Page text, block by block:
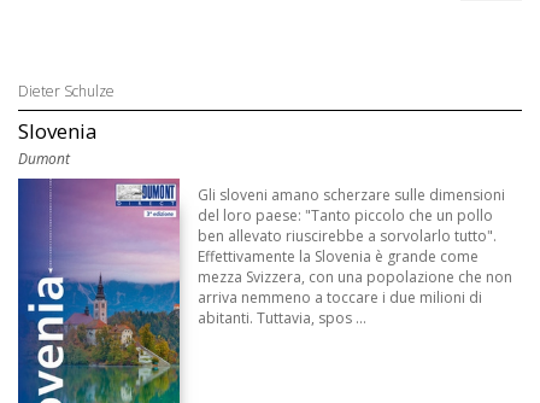
Dieter Schulze
Slovenia
Dumont
Gli sloveni amano scherzare sulle dimensioni
del loro paese: "Tanto piccolo che un pollo
ben allevato riuscirebbe a sorvolarlo tutto".
Effettivamente la Slovenia è grande come
mezza Svizzera, con una popolazione che non
arriva nemmeno a toccare i due milioni di
abitanti. Tuttavia, spos ...